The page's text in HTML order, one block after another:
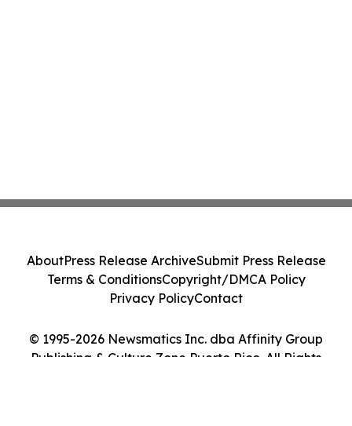
© 1995-2026 Newsmatics Inc. dba Affinity Group
Publishing & Culture Zone Puerto Rico. All Rights
AboutPress Release ArchiveSubmit Press Release
Terms & ConditionsCopyright/DMCA Policy
Privacy PolicyContact